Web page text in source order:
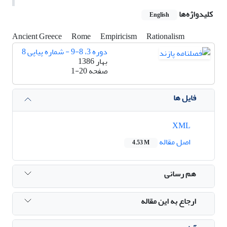
کلیدواژه‌ها English
Ancient Greece Rome Empiricism
Rationalism
دوره 3، 8-9 - شماره پیاپی 8
بهار 1386
صفحه1-20
فایل ها
اصل مقاله
4.53 M
هم رسانی
ارجاع به این مقاله